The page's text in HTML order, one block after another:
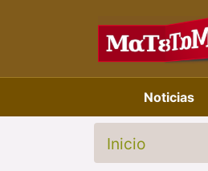
Noticias
Inicio